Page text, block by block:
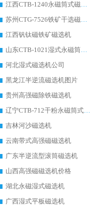
江西CTB-1240永磁筒式磁选机厂家
苏州CTG-7526铁矿干选磁选机
江西钒钛磁铁矿磁选机
山东CTB-1021湿式永磁筒式磁选机
河北湿式磁选机公司
黑龙江半逆流磁选机图片
贵州高强磁除铁磁选机
辽宁CTB-712干粉永磁筒式磁选机
吉林河沙磁选机
云南带式高强磁磁选机
广东半逆流型滚筒磁选机
山西高强磁磁选机价格
湖北永磁湿式磁选机
广西湿式平板磁选机